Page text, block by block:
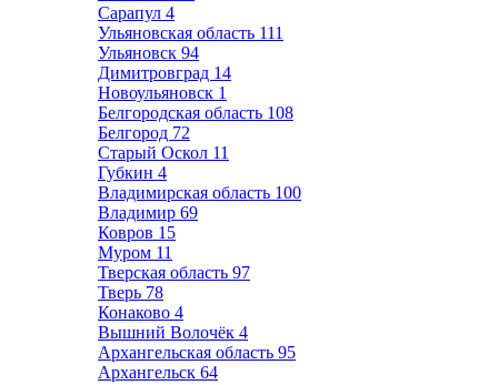
Сарапул 4
Ульяновская область 111
Ульяновск 94
Димитровград 14
Новоульяновск 1
Белгородская область 108
Белгород 72
Старый Оскол 11
Губкин 4
Владимирская область 100
Владимир 69
Ковров 15
Муром 11
Тверская область 97
Тверь 78
Конаково 4
Вышний Волочёк 4
Архангельская область 95
Архангельск 64